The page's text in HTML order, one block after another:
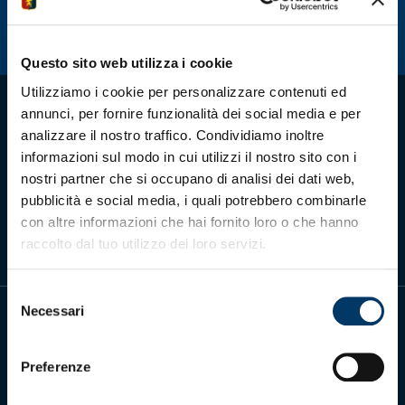
Questo sito web utilizza i cookie
Utilizziamo i cookie per personalizzare contenuti ed
annunci, per fornire funzionalità dei social media e per
analizzare il nostro traffico. Condividiamo inoltre
informazioni sul modo in cui utilizzi il nostro sito con i
nostri partner che si occupano di analisi dei dati web,
pubblicità e social media, i quali potrebbero combinarle
con altre informazioni che hai fornito loro o che hanno
raccolto dal tuo utilizzo dei loro servizi.
delNecessari
Preferenze
Summer Sale
Mare
Accessori
Party
Outlet
Helan x Genoa
Isolani x Genoa
Scarica l'app ufficiale